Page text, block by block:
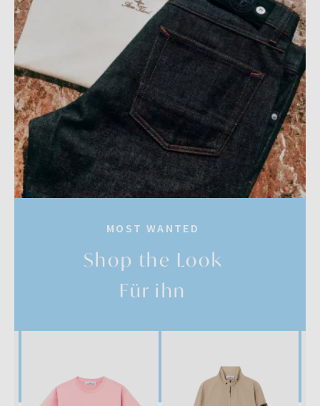
MOST WANTED
Shop the Look
Für ihn